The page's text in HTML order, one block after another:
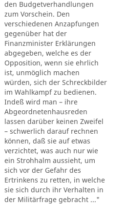
den Budgetverhandlungen
zum Vorschein. Den
verschiedenen Anzapfungen
gegenüber hat der
Finanzminister Erklärungen
abgegeben, welche es der
Opposition, wenn sie ehrlich
ist, unmöglich machen
würden, sich der Schreckbilder
im Wahlkampf zu bedienen.
Indeß wird man – ihre
Abgeordnetenhausreden
lassen darüber keinen Zweifel
– schwerlich darauf rechnen
können, daß sie auf etwas
verzichtet, was auch nur wie
ein Strohhalm aussieht, um
sich vor der Gefahr des
Ertrinkens zu retten, in welche
sie sich durch ihr Verhalten in
der Militärfrage gebracht ..."